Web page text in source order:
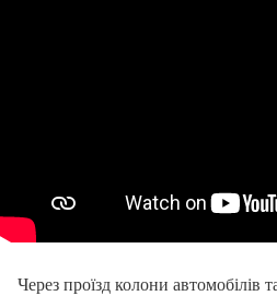
Через проїзд колони автомобілів